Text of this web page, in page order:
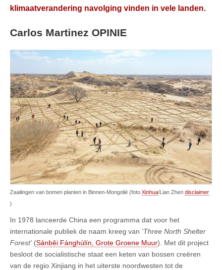
klimaatverandering navolging vinden in vele landen.
Carlos Martinez OPINIE
Zaailingen van bomen planten in Binnen-Mongolië (foto Xinhua/Lian Zhen disclaimer
)
In 1978 lanceerde China een programma dat voor het
internationale publiek de naam kreeg van ‘Three North Shelter
Forest’(Sānběi Fánghùlín, Grote Groene Muur). Met dit project
besloot de socialistische staat een keten van bossen creëren
van de regio Xinjiang in het uiterste noordwesten tot de